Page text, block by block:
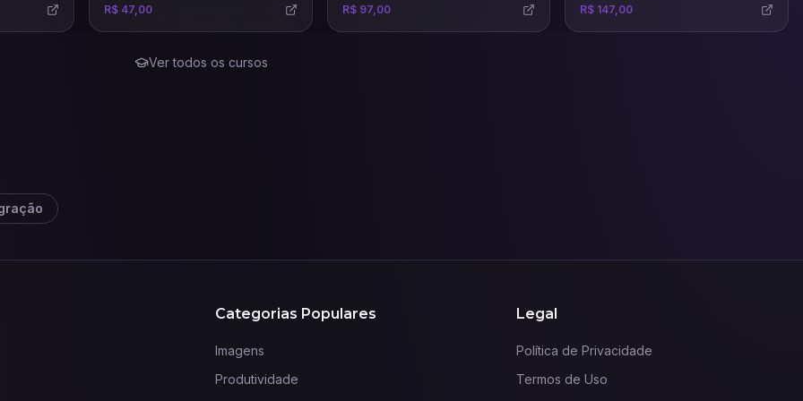
e
precisas e eficazes.
R$ 47,00
R$ 97,00
R$ 147,00
Ver todos os cursos
Categorias Populares
Imagens
Produtividade
Legal
Política de Privacidade
Termos de Uso